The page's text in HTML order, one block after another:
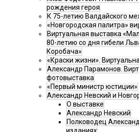
рождения героя
К 75-летию Валдайского
«Новгородская палитра»
Виртуальная выставка
80-летию со дня гибели
Коробача»
«Краски жизни».
Александр Парамонов.
фотовыставка
«Первый министр юстиции»
Александр Невский и
О выставке
Александр Невский
Полководец